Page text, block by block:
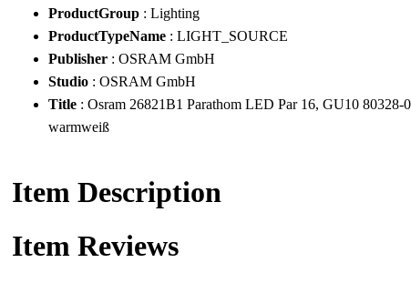
ProductGroup : Lighting
ProductTypeName : LIGHT_SOURCE
Publisher : OSRAM GmbH
Studio : OSRAM GmbH
Title : Osram 26821B1 Parathom LED Par 16, GU10
warmweiß
Item Description
Item Reviews